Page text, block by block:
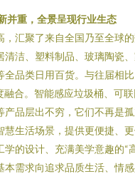
并重，全景呈现行业生态
，汇聚了来自全国乃至全球
清洁、塑料制品、玻璃陶瓷
全品类日用百货。与往届相
融合。智能感应垃圾桶、可
产品层出不穷，它们不再是
慧生活场景，提供更便捷、
的设计、充满美学意趣的“
本需求向追求品质生活、情